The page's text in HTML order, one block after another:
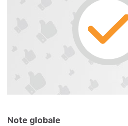
Note globale